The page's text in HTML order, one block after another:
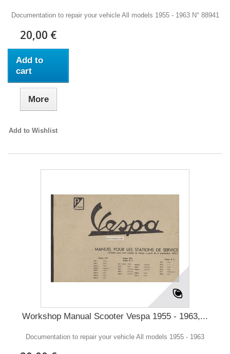
Documentation to repair your vehicle All models 1955 - 1963 N° 88941
20,00 €
Add to
cart
More
Add to Wishlist
Workshop Manual Scooter Vespa 1955 - 1963,...
Documentation to repair your vehicle All models 1955 - 1963